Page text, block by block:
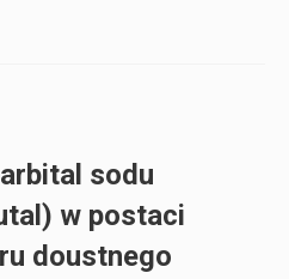
sodu
w postaci
doustnego